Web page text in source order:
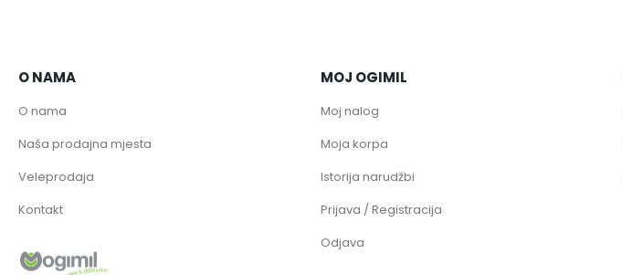
O NAMA
O nama
Naša prodajna mjesta
Veleprodaja
Kontakt
MOJ OGIMIL
Moj nalog
Moja korpa
Istorija narudžbi
Prijava / Registracija
Odjava